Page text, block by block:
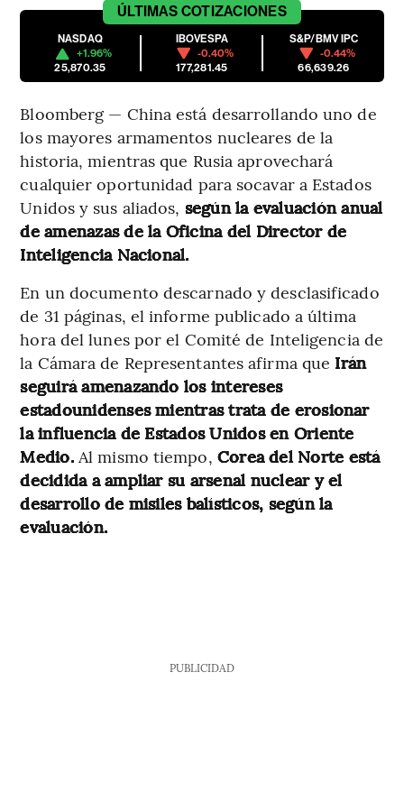
ÚLTIMAS COTIZACIONES
NASDAQ
+1.96%
25,870.35
IBOVESPA
-0.40%
177,281.45
S&P/BMV IPC
-0.44%
66,639.26
Bloomberg — China está desarrollando uno de
los mayores armamentos nucleares de la
historia, mientras que Rusia aprovechará
cualquier oportunidad para socavar a Estados
Unidos y sus aliados, según la evaluación anual
de amenazas de la Oficina del Director de
Inteligencia Nacional.
En un documento descarnado y desclasificado
de 31 páginas, el informe publicado a última
hora del lunes por el Comité de Inteligencia de
la Cámara de Representantes afirma que Irán
seguirá amenazando los intereses
estadounidenses mientras trata de erosionar
la influencia de Estados Unidos en Oriente
Medio.Al mismo tiempo, Corea del Norte está
decidida a ampliar su arsenal nuclear y el
desarrollo de misiles balísticos, según la
evaluación.
PUBLICIDAD